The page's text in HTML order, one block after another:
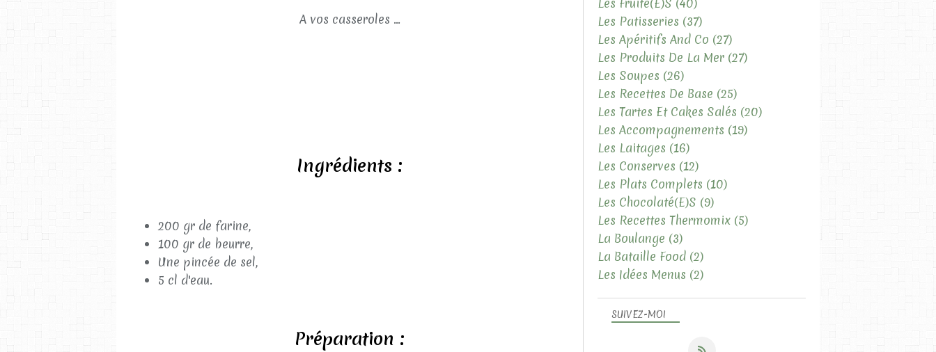
A vos casseroles ...
Ingrédients :
200 gr de farine,
100 gr de beurre,
Une pincée de sel,
5 cl d'eau.
Préparation :
SUIVEZ-MOI
Les Patisseries (37)
Les Apéritifs And Co (27)
Les Produits De La Mer (27)
Les Soupes (26)
Les Recettes De Base (25)
Les Tartes Et Cakes Salés (20)
Les Accompagnements (19)
Les Laitages (16)
Les Conserves (12)
Les Plats Complets (10)
Les Chocolaté(e)s (9)
Les Recettes Thermomix (5)
La Boulange (3)
La Bataille Food (2)
Les Idées Menus (2)